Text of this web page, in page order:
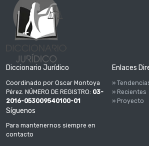
Diccionario Jurídico
Coordinado por Oscar Montoya
Pérez. NÚMERO DE REGISTRO: 03-
2016-053009540100-01
Enlaces
»
» Recientes
» Proyecto
Síguenos
Para mantenernos siempre en
contacto